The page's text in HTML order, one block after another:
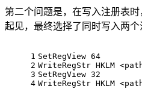
第二个问题是，在写入注册表
起见，最终选择了同时写入两个
1
2
3
4
SetRegView 64
WriteRegStr HKLM
SetRegView 32
WriteRegStr HKLM